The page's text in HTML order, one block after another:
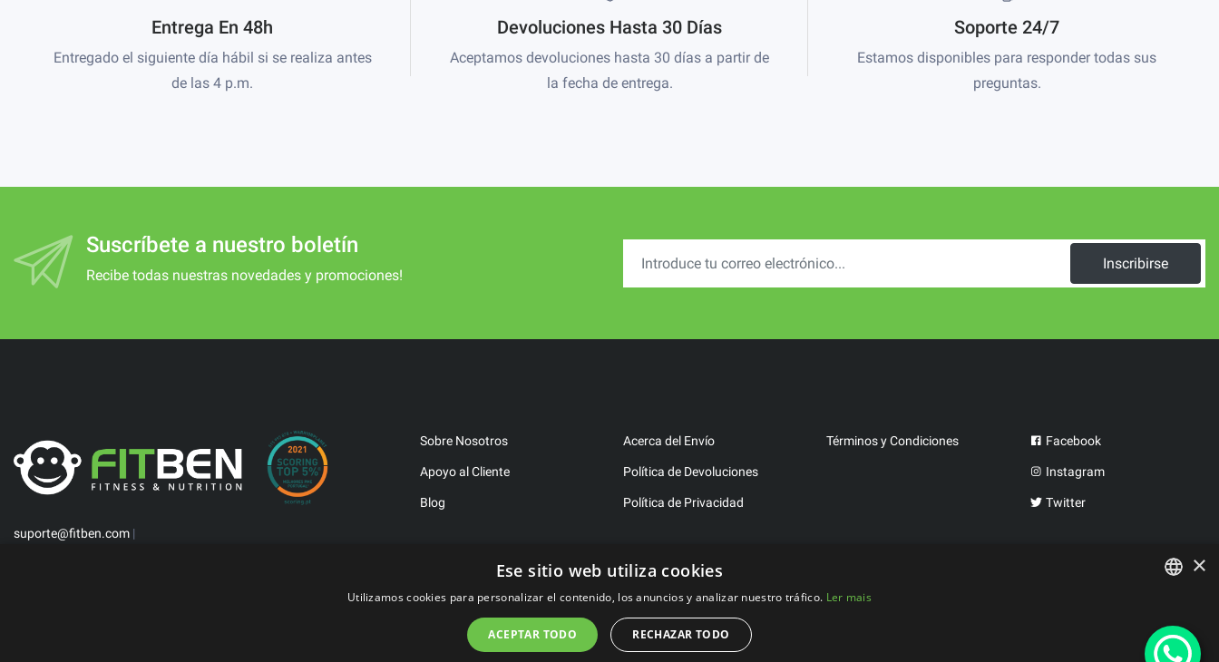
Entrega En 48h
Entregado el siguiente día hábil si se realiza antes
de las 4 p.m.
Devoluciones Hasta 30 Días
Aceptamos devoluciones hasta 30 días a partir de
la fecha de entrega.
Soporte 24/7
Estamos disponibles para responder todas sus
preguntas.
Suscríbete a nuestro boletín
Recibe todas nuestras novedades y promociones!
Inscribirse
suporte@fitben.com |
Sobre Nosotros
Apoyo al Cliente
Blog
Acerca del Envío
Política de Devoluciones
Política de Privacidad
Términos y Condiciones Facebook
Instagram
Twitter
2023 ©FitBen. Todos los derechos reservados.
SPANISH
×
Ese sitio web utiliza cookies
Utilizamos cookies para personalizar el contenido, los anuncios y analizar nuestro tráfico. Ler mais
ACEPTAR TODO RECHAZAR TODO